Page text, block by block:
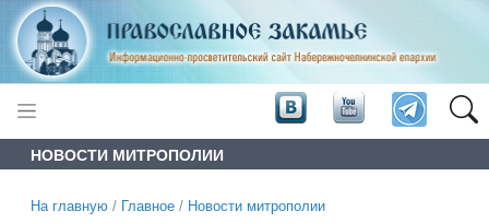
НОВОСТИ МИТРОПОЛИИ
На главную / Главное / Новости митрополии